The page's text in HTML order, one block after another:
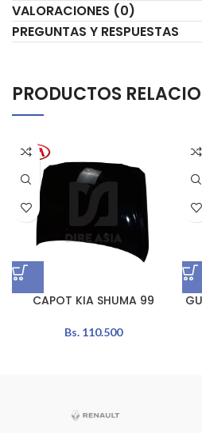
VALORACIONES (0)
PREGUNTAS Y RESPUESTAS
PRODUCTOS
CAPOT KIA SHUMA 99
Bs.110.500